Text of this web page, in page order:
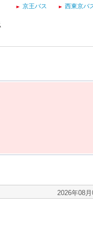
京王バス 西東京バ
2026年08